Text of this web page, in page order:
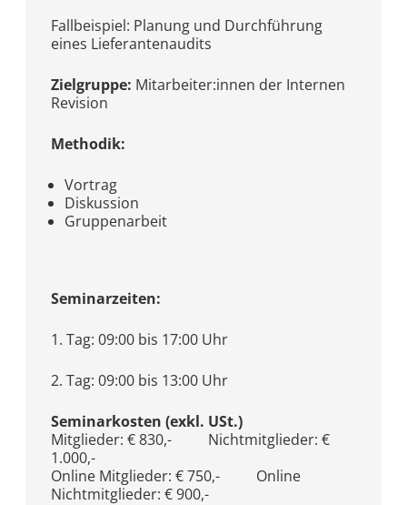
Fallbeispiel: Planung und Durchführung
eines Lieferantenaudits
Zielgruppe: Mitarbeiter:innen der Internen
Revision
Methodik:
Vortrag
Diskussion
Gruppenarbeit
Seminarzeiten:
1. Tag: 09:00 bis 17:00 Uhr
2. Tag: 09:00 bis 13:00 Uhr
Seminarkosten (exkl. USt.)
Mitglieder: € 830,- Nichtmitglieder: €
1.000,-
Online Mitglieder: € 750,- Online
Nichtmitglieder: € 900,-